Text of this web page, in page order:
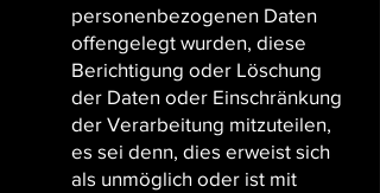
personenbezogenen Daten
offengelegt wurden, diese
Berichtigung oder Löschung
der Daten oder Einschränkung
der Verarbeitung mitzuteilen,
es sei denn, dies erweist sich
als unmöglich oder ist mit